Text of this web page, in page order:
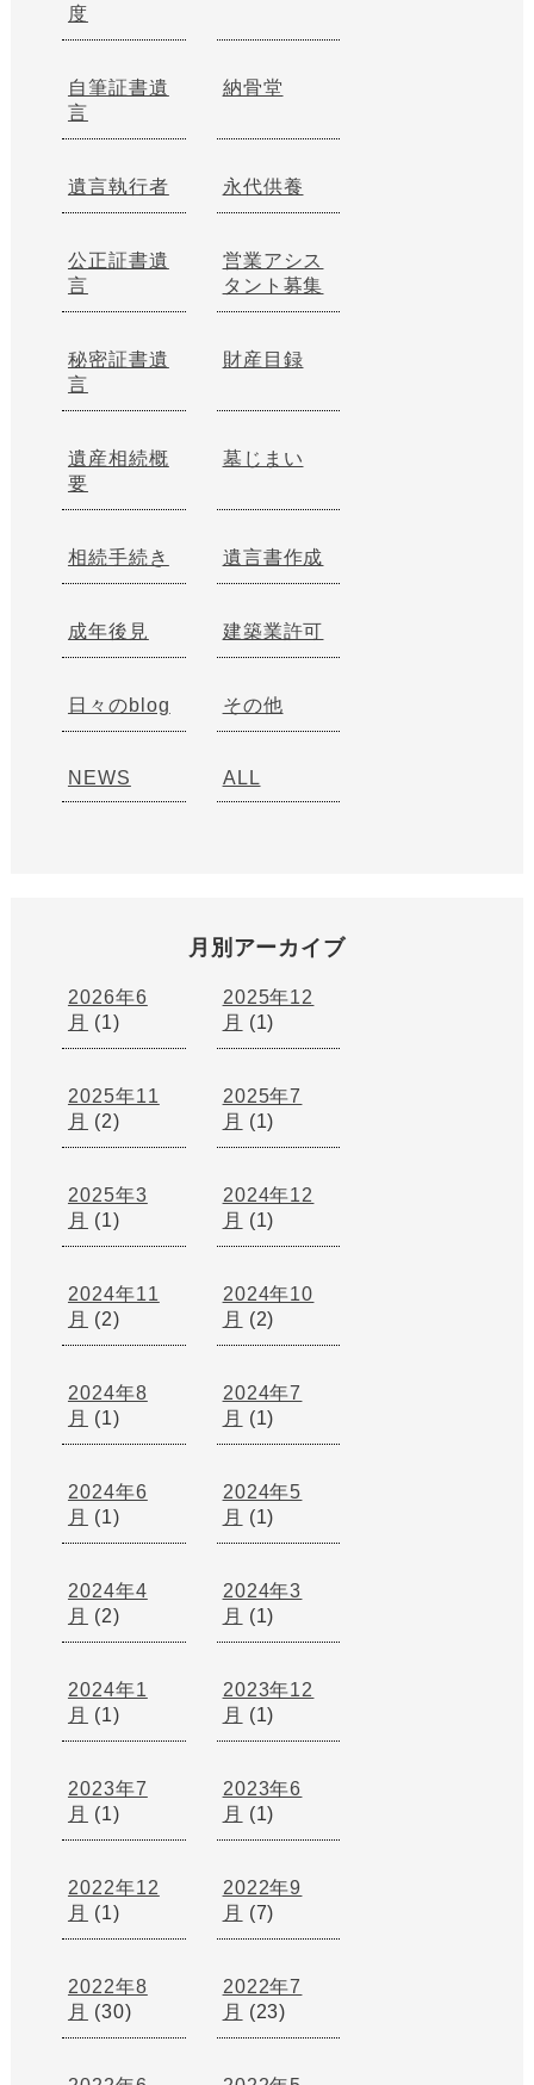
度
自筆証書遺
言
納骨堂
遺言執行者 永代供養
公正証書遺
言
営業アシス
タント募集
秘密証書遺
言
財産目録
遺産相続概
要
墓じまい
相続手続き 遺言書作成
成年後見 建築業許可
日々のblog その他
NEWS ALL
月別アーカイブ
2026年6
月
(1)
2025年12
月
(1)
2025年11
月
(2)
2025年7
月
(1)
2025年3
月
(1)
2024年12
月
(1)
2024年11
月
(2)
2024年10
月
(2)
2024年8
月
(1)
2024年7
月
(1)
2024年6
月
(1)
2024年5
月
(1)
2024年4
月
(2)
2024年3
月
(1)
2024年1
月
(1)
2023年12
月
(1)
2023年7
月
(1)
2023年6
月
(1)
2022年12
月
(1)
2022年9
月
(7)
2022年8
月
(30)
2022年7
月
(23)